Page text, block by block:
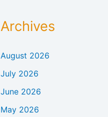
Archives
August 2026
July 2026
June 2026
May 2026